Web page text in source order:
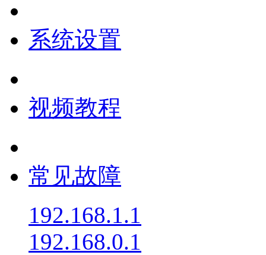
系统设置
视频教程
常见故障
192.168.1.1
192.168.0.1